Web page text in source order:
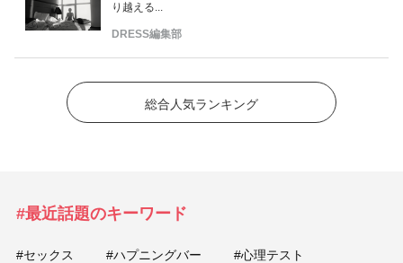
り越える...
DRESS編集部
総合人気ランキング
#最近話題のキーワード
#セックス #ハプニングバー #心理テスト